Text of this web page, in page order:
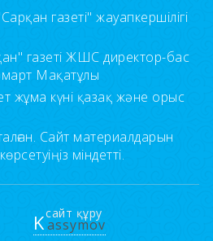
газеті" жауапкершілігі
газеті ЖШС директор-бас
Мақатұлы
жұма күні қазақ және орыс
Сайт материалдарын
міндетті.
сайт құру
Kassymov